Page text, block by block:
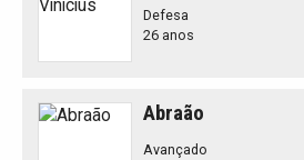
Defesa
26 anos
Abraão
Avançado